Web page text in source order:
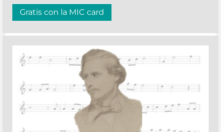
Gratis con la MIC card